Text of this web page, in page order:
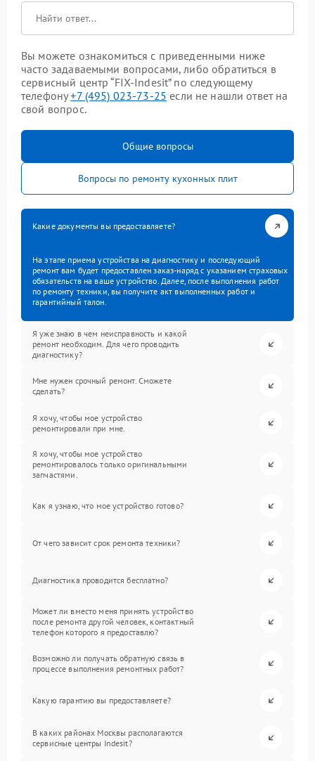
Вы можете ознакомиться с приведенными ниже
часто задаваемыми вопросами, либо обратиться в
сервисный центр “FIX-Indesit” по следующему
телефону+7 (495) 023-73-25 если не нашли ответ на
свой вопрос.
Общие вопросы
Вопросы по ремонту кухонных плит
Какие документы вы предоставляете?
На этапе приема устройства на диагностику и последующий
ремонт вам будет предоставлен заказ-наряд с указанием страховых
обязательств на ваше устройство. Далее, после выполнения работ
по ремонту техники, вы получите акт выполненных работ и
гарантийный талон.
Я уже знаю в чем неисправность и какой
ремонт необходим. Для чего проводить
диагностику?
Мне нужен срочный ремонт. Сможете
сделать?
Я хочу, чтобы мое устройство
ремонтировали при мне.
Я хочу, чтобы мое устройство
ремонтировалось только оригинальными
запчастями.
Как я узнаю, что мое устройство готово?
От чего зависит срок ремонта техники?
Диагностика проводится бесплатно?
Может ли вместо меня принять устройство
после ремонта другой человек, контактный
телефон которого я предоставлю?
Возможно ли получать обратную связь в
процессе выполнения ремонтных работ?
Какую гарантию вы предоставляете?
В каких районах Москвы располагаются
сервисные центры Indesit?